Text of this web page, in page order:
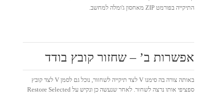
התיקייה בפורמט ZIP מאחסון ג'ומלה למחשב.
אפשרות ב’ – שחזור קובץ בודד
באותה צורה בה סימנו V לצד תיקייה לשחזור, נוכל גם לסמן V לצד קובץ
ספציפי אותו נרצה לשחזר. לאחר שנעשה כן ונקיש על Restore Selected